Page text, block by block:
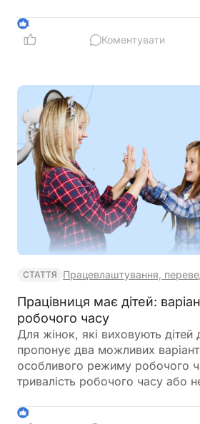
4
Коментувати
СТАТТЯ Працевлаштування,
Працівниця має дітей:
робочого часу
Для жінок, які виховують
пропонує два можливих
особливого режиму робочого
тривалість робочого часу або
особливості
3